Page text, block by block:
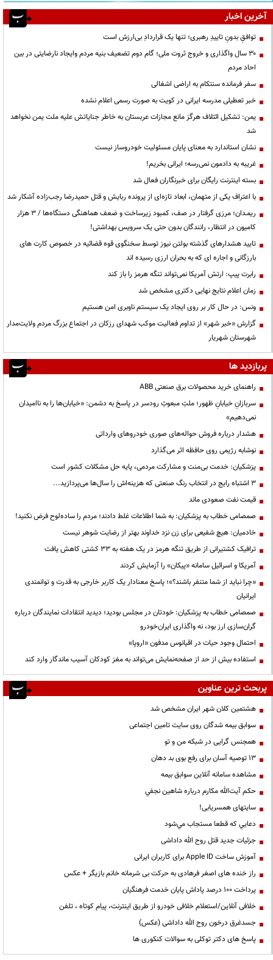
آخرین اخبار
توافقِ بدونِ تاییدِ رهبری؛ تنها یک قراردادِ بی‌ارزش است
۳۰ سال واگذاری و خروج ثروت ملی؛ گام دوم تضعیف بنیه مردم وایجاد نارضایتی در بین
احاد مردم
سفر فرمانده سنتکام به اراضی اشغالی
خبر تعطیلی مدرسه ایرانی در کویت به صورت رسمی اعلام نشده
یمن: تشکیل ائتلاف هرگز مانع مجازات عربستان به خاطر جنایاتش علیه ملت یمن نخواهد
شد
نشان استاندارد به معنای پایان مسئولیت خودروساز نیست
غریبه به دادمون نمی‌رسه؛ ایرانی بخریم!
بسته اینترنت رایگان برای خبرنگاران فعال شد
با اعتراف یکی از متهمان، ابعاد تازه‌ای از پرونده ربایش و قتل حمیدرضا رجب‌زاده آشکار شد
ریمـدان؛ مرزی گرفتار در صف، کمبود زیرساخت و ضعف هماهنگی دستگاه‌ها / ۳ هزار
کامیون در انتظار، رانندگان بدون حتی یک سرویس بهداشتی!
تایید هشدارهای گذشته بولتن نیوز توسط سخنگوی قوه قضائیه در خصوص کارت های
بارزگانی و اجاره ای که به بحران ارزی رسیده اند
رابرت پیپ: ارتش آمریکا نمی‌تواند تنگه هرمز را باز کند
زمان اعلام نتایج نهایی دکتری مشخص شد
ونس: در حال کار بر روی ایجاد یک سیستم ناوبری امن هستیم
گزارش «خبر شهر» از تداوم فعالیت موکب شهدای رزکان در اجتماع بزرگ مردم ولایت‌مدار
شهرستان شهریار
پربازدید ها
راهنمای خرید محصولات برق صنعتی ABB
سربازانِ خیابانِ ظهور؛ ملتِ مبعوثِ رودسر در پاسخ به دشمن: «خیابان‌ها را به ناامیدان
نمی‌دهیم»
هشدار درباره فروش حواله‌های صوری خودروهای وارداتی
نوشابه رژیمی روی حافظه اثر می‌گذارد
پزشکیان: خدمت بی‌منت و مشارکت مردمی، پایه حل مشکلات کشور است
3 اشتباه رایج در انتخاب رنگ صنعتی که هزینه‌اش را سال‌ها می‌پردازید...
قیمت نفت صعودی ماند
صمصامی خطاب به پزشکیان: به شما اطلاعات غلط دادند؛ مردم را ساده‌لوح فرض نکنید!
خادمیان: هیچ شفیعی برای زن نزد خداوند بهتر از رضایت شوهر نیست
ترافیک کشتیرانی از طریق تنگه هرمز در یک هفته به ۳۳ کشتی کاهش یافت
آمریکا و اسرائیل سامانه «پیکان» را آزمایش کردند
«چرا نباید از شما متنفر باشند؟»؛ پاسخ معنادار یک کاربر خارجی به قدرت و توانمندی
ایرانیان
صمصامی خطاب به پزشکیان: خودتان در مجلس بودید؛ دیدید انتقادات نمایندگان درباره
گران‌سازی ارز بود، نه واگذاری ایران‌خودرو
احتمال وجود حیات در اقیانوس مدفون «اروپا»
استفاده بیش از حد از صفحه‌نمایش می‌تواند به مغز کودکان آسیب ماندگار وارد کند
پربحث ترین عناوین
هشتمین کلان شهر ایران مشخص شد
سوابق بیمه شدگان روی سایت تامین اجتماعی
همجنس گرایی در شبکه من و تو
13 توصیه آسان برای رفع بوی بد دهان
مشاهده سامانه آنلاين سوابق بیمه
حكم آيت‌الله مكارم درباره شاهين نجفي
سایتهای همسریابی!
دعايي كه قطعا مستجاب مي‌شود
جزئیات جدید قتل روح الله داداشی
آموزش ساخت Apple ID برای کاربران ایرانی
راز خنده های اصغر فرهادی به حرکت بی شرمانه خانم بازیگر + عکس
پرداخت ۱۰۰ درصد پاداش پایان خدمت فرهنگیان
خلافی آنلاین/استعلام خلافی خودرو از طریق اینترنت، پیام کوتاه ، تلفن
جسدغرق درخون روح الله داداشی (عکس)
پاسخ های دکتر توکلی به سوالات کنکوری ها